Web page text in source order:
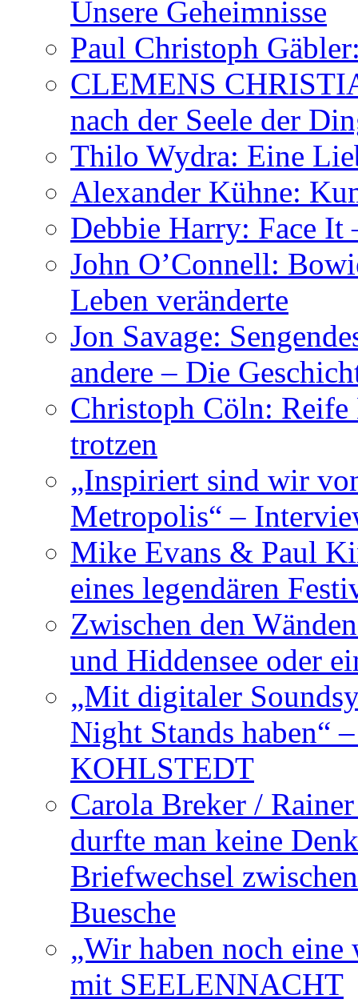
Unsere Geheimnisse
Paul Christoph
CLEMENS
nach der Seele der
Thilo Wydra: Eine
Alexander Kühne:
Debbie Harry: Face
John O’Connell:
Leben veränderte
Jon Savage:
andere – Die
Christoph Cöln:
trotzen
„Inspiriert sind wir
Metropolis“ –
Mike Evans & Paul
eines legendären
Zwischen den
und Hiddensee oder
„Mit digitaler
Night Stands haben“
KOHLSTEDT
Carola Breker /
durfte man keine
Briefwechsel
Buesche
„Wir haben noch
mit SEELENNACHT